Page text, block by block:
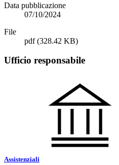
Data pubblicazione
07/10/2024
File
pdf(328.42 KB)
Ufficio responsabile
Assistenziali